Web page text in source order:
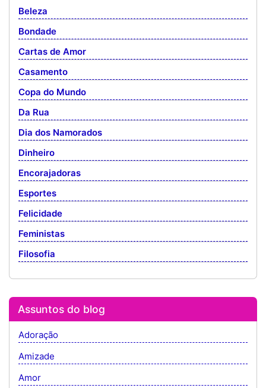
Beleza
Bondade
Cartas de Amor
Casamento
Copa do Mundo
Da Rua
Dia dos Namorados
Dinheiro
Encorajadoras
Esportes
Felicidade
Feministas
Filosofia
Assuntos do blog
Adoração
Amizade
Amor